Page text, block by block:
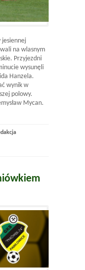
na wlasnym
Przyjezdni
wysunęli
Hanzela.
wynik w
polowy.
Mycan.